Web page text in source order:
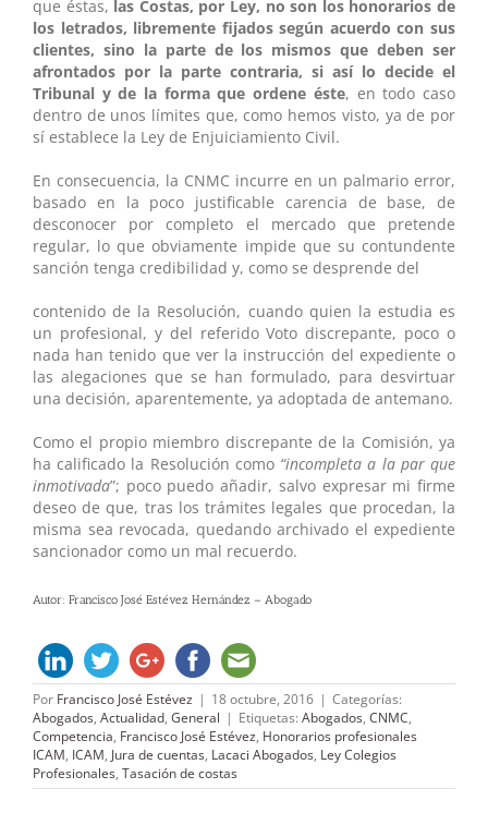
que éstas, las Costas, por Ley, no son los honorarios de
los letrados, libremente fijados según acuerdo con sus
clientes, sino la parte de los mismos que deben ser
afrontados por la parte contraria, si así lo decide el
Tribunal y de la forma que ordene éste, en todo caso
dentro de unos límites que, como hemos visto, ya de por
sí establece la Ley de Enjuiciamiento Civil.
En consecuencia, la CNMC incurre en un palmario error,
basado en la poco justificable carencia de base, de
desconocer por completo el mercado que pretende
regular, lo que obviamente impide que su contundente
sanción tenga credibilidad y, como se desprende del
contenido de la Resolución, cuando quien la estudia es
un profesional, y del referido Voto discrepante, poco o
nada han tenido que ver la instrucción del expediente o
las alegaciones que se han formulado, para desvirtuar
una decisión, aparentemente, ya adoptada de antemano.
Como el propio miembro discrepante de la Comisión, ya
ha calificado la Resolución como “incompleta a la par que
inmotivada”; poco puedo añadir, salvo expresar mi firme
deseo de que, tras los trámites legales que procedan, la
misma sea revocada, quedando archivado el expediente
sancionador como un mal recuerdo.
Autor: Francisco José Estévez Hernández – Abogado
Por Francisco José Estévez | 18 octubre, 2016 | Categorías:
Abogados, Actualidad, General | Etiquetas: Abogados, CNMC,
Competencia, Francisco José Estévez, Honorarios profesionales
ICAM, ICAM, Jura de cuentas, Lacaci Abogados, Ley Colegios
Profesionales, Tasación de costas